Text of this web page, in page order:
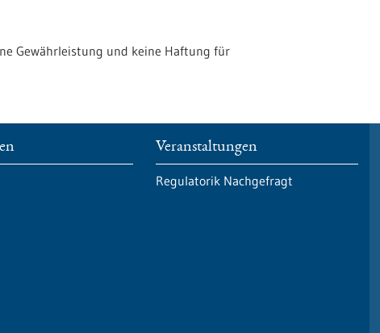
Gewährleistung und keine Haftung für
Veranstaltungen
Regulatorik Nachgefragt